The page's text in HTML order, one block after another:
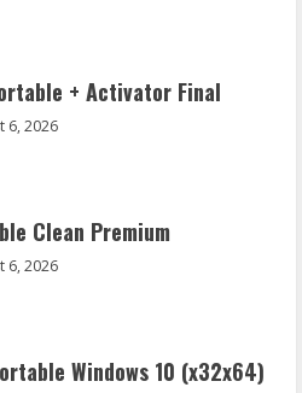
+ Activator Final
6, 2026
Clean Premium
6, 2026
Windows 10 (x32x64)